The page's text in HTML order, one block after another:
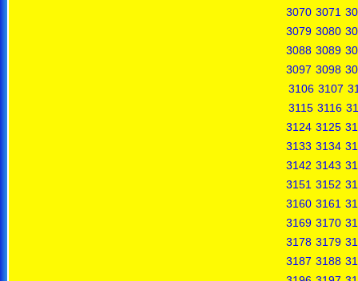
3070 3071
3079 3080
3088 3089
3097 3098
3106 3107
3115 3116
3124 3125
3133 3134
3142 3143
3151 3152
3160 3161
3169 3170
3178 3179
3187 3188